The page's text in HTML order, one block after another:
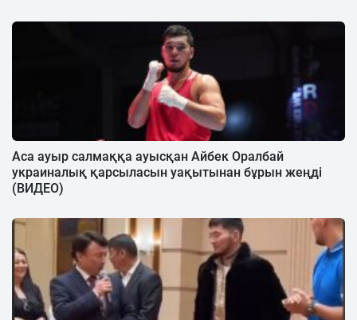
Аса ауыр салмаққа ауысқан Айбек Оралбай
украиналық қарсыласын уақытынан бұрын жеңді
(ВИДЕО)